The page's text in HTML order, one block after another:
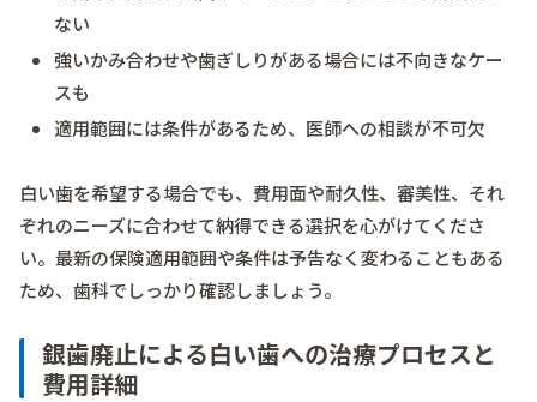
ない
強いかみ合わせや歯ぎしりがある場合には不向きなケー
スも
適用範囲には条件があるため、医師への相談が不可欠
白い歯を希望する場合でも、費用面や耐久性、審美性、それ
ぞれのニーズに合わせて納得できる選択を心がけてくださ
い。最新の保険適用範囲や条件は予告なく変わることもある
ため、歯科でしっかり確認しましょう。
銀歯廃止による白い歯への治療プロセスと
費用詳細